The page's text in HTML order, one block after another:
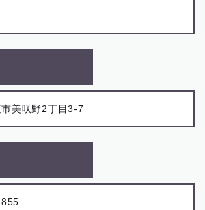
美咲野2丁目3-7